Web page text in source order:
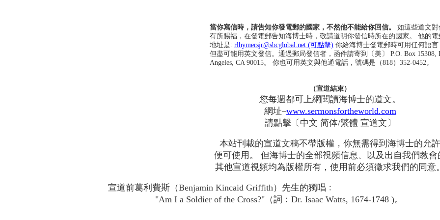
當你寫信時，請告知你發電郵的國家，不然他不能給你回信。
如這些道文對
有所賜福，在發電郵告知海博士時，敬請道明你發信時所在的國家。 他的電
地址是: rlhymersjr@sbcglobal.net (可點擊) 你給海博士發電郵時可用任何語言
但盡可能用英文發信。通過郵局發信者，函件請寄到〔美〕 P.O. Box 15308,
Angeles, CA 90015。 你也可用英文與他通電話，號碼是（818）352-0452。
（宣道結束）
您每週都可上網閱讀海博士的道文。
網址–www.sermonsfortheworld.com
請點擊〔中文 简体/繁體 宣道文〕
本站刊載的宣道文稿不帶版權，你無需得到海博士的允許
便可使用。 但海博士的全部視頻信息、以及出自我們教會
其他宣道視頻均為版權所有，使用前必須徵求我們的同意。
宣道前葛利費斯（Benjamin Kincaid Griffith）先生的獨唱﹕
"Am I a Soldier of the Cross?"（詞﹕Dr. Isaac Watts, 1674-1748 )。